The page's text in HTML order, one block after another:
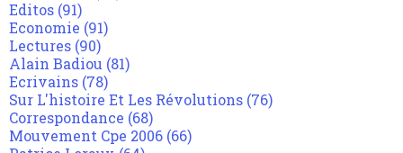
Editos (91)
Economie (91)
Lectures (90)
Alain Badiou (81)
Ecrivains (78)
Sur L'histoire Et Les Révolutions (76)
Correspondance (68)
Mouvement Cpe 2006 (66)